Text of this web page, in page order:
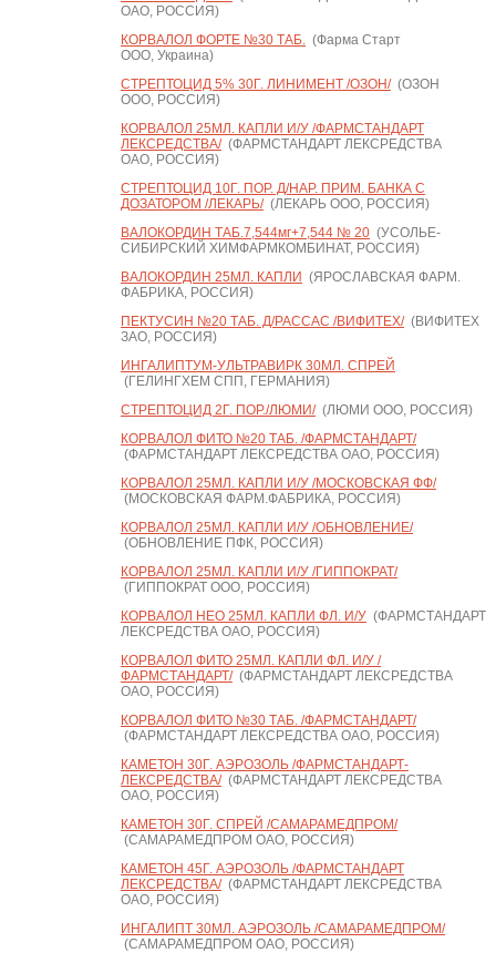
ОАО, РОССИЯ)
КОРВАЛОЛ ФОРТЕ №30 ТАБ.(Фарма Старт
ООО, Украина)
СТРЕПТОЦИД 5% 30Г. ЛИНИМЕНТ /ОЗОН/(ОЗОН
ООО, РОССИЯ)
КОРВАЛОЛ 25МЛ. КАПЛИ И/У /ФАРМСТАНДАРТ
ЛЕКСРЕДСТВА/(ФАРМСТАНДАРТ ЛЕКСРЕДСТВА
ОАО, РОССИЯ)
СТРЕПТОЦИД 10Г. ПОР. Д/НАР. ПРИМ. БАНКА С
ДОЗАТОРОМ /ЛЕКАРЬ/(ЛЕКАРЬ ООО, РОССИЯ)
ВАЛОКОРДИН ТАБ.7,544мг+7,544 № 20(УСОЛЬЕ-
СИБИРСКИЙ ХИМФАРМКОМБИНАТ, РОССИЯ)
ВАЛОКОРДИН 25МЛ. КАПЛИ (ЯРОСЛАВСКАЯ ФАРМ.
ФАБРИКА, РОССИЯ)
ПЕКТУСИН №20 ТАБ. Д/РАССАС /ВИФИТЕХ/(ВИФИТЕХ
ЗАО, РОССИЯ)
ИНГАЛИПТУМ-УЛЬТРАВИРК 30МЛ. СПРЕЙ
(ГЕЛИНГХЕМ СПП, ГЕРМАНИЯ)
СТРЕПТОЦИД 2Г. ПОР./ЛЮМИ/(ЛЮМИ ООО, РОССИЯ)
КОРВАЛОЛ ФИТО №20 ТАБ. /ФАРМСТАНДАРТ/
(ФАРМСТАНДАРТ ЛЕКСРЕДСТВА ОАО, РОССИЯ)
КОРВАЛОЛ 25МЛ. КАПЛИ И/У /МОСКОВСКАЯ ФФ/
(МОСКОВСКАЯ ФАРМ.ФАБРИКА, РОССИЯ)
КОРВАЛОЛ 25МЛ. КАПЛИ И/У /ОБНОВЛЕНИЕ/
(ОБНОВЛЕНИЕ ПФК, РОССИЯ)
КОРВАЛОЛ 25МЛ. КАПЛИ И/У /ГИППОКРАТ/
(ГИППОКРАТ ООО, РОССИЯ)
КОРВАЛОЛ НЕО 25МЛ. КАПЛИ ФЛ. И/У(ФАРМСТАНДАРТ
ЛЕКСРЕДСТВА ОАО, РОССИЯ)
КОРВАЛОЛ ФИТО 25МЛ. КАПЛИ ФЛ. И/У /
ФАРМСТАНДАРТ/(ФАРМСТАНДАРТ ЛЕКСРЕДСТВА
ОАО, РОССИЯ)
КОРВАЛОЛ ФИТО №30 ТАБ. /ФАРМСТАНДАРТ/
(ФАРМСТАНДАРТ ЛЕКСРЕДСТВА ОАО, РОССИЯ)
КАМЕТОН 30Г. АЭРОЗОЛЬ /ФАРМСТАНДАРТ-
ЛЕКСРЕДСТВА/(ФАРМСТАНДАРТ ЛЕКСРЕДСТВА
ОАО, РОССИЯ)
КАМЕТОН 30Г. СПРЕЙ /САМАРАМЕДПРОМ/
(САМАРАМЕДПРОМ ОАО, РОССИЯ)
КАМЕТОН 45Г. АЭРОЗОЛЬ /ФАРМСТАНДАРТ
ЛЕКСРЕДСТВА/(ФАРМСТАНДАРТ ЛЕКСРЕДСТВА
ОАО, РОССИЯ)
ИНГАЛИПТ 30МЛ. АЭРОЗОЛЬ /САМАРАМЕДПРОМ/
(САМАРАМЕДПРОМ ОАО, РОССИЯ)